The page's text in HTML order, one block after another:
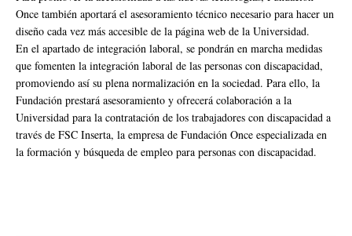
Once también aportará el asesoramiento técnico necesario para hacer un
diseño cada vez más accesible de la página web de la Universidad.
En el apartado de integración laboral, se pondrán en marcha medidas
que fomenten la integración laboral de las personas con discapacidad,
promoviendo así su plena normalización en la sociedad. Para ello, la
Fundación prestará asesoramiento y ofrecerá colaboración a la
Universidad para la contratación de los trabajadores con discapacidad a
través de FSC Inserta, la empresa de Fundación Once especializada en
la formación y búsqueda de empleo para personas con discapacidad.